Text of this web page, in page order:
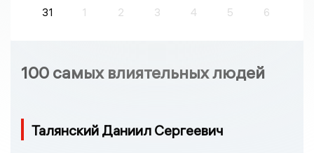
31
1 2 3 4 5 6
100 самых влиятельных людей
Талянский Даниил Сергеевич